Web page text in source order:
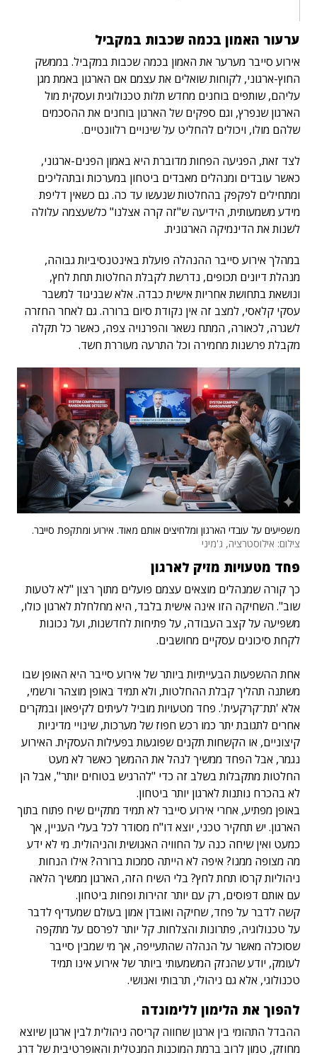
ערעור האמון בכמה שכבות במקביל
אירוע סייבר מערער את האמון בכמה שכבות במקביל. בממשק
החוץ-ארגוני, לקוחות שואלים את עצמם אם הארגון באמת מגן
עליהם, שותפים בוחנים מחדש תלות טכנולוגית ועסקית מול
הארגון שנפרץ, וגם ספקים של הארגון בוחנים את ההסכמים
שלהם מולו, ויכולים להחליט על שינויים רלוונטיים.
לצד זאת, הפגיעה הפחות מדוברת היא באמון הפנים-ארגוני,
כאשר עובדים ומנהלים מאבדים ביטחון במערכות ובתהליכים
ומתחילים לפקפק בהחלטות שנעשו עד כה. גם כשאין דליפת
מידע משמעותית, הידיעה ש"זה קרה אצלנו" כלשעצמה עלולה
לשנות את הדינמיקה הארגונית.
במהלך אירוע סייבר ההנהלה פועלת באינטנסיביות גבוהה,
מנהלת דיונים תכופים, נדרשת לקבלת החלטות תחת לחץ,
ונושאת בתחושת אחריות אישית כבדה. אלא שבניגוד למשבר
עסקי קלאסי, למצב זה אין נקודת סיום ברורה. גם לאחר החזרה
לשגרה, לכאורה, המתח נשאר והפרנויה צפה, כאשר כל תקלה
מקבלת פרשנות מחמירה וכל התרעה מעוררת חשד.
משפיעים על עובדי הארגון ומלחיצים אותם מאוד. אירוע ומתקפת סייבר.
צילום: אילוסטרציה, ג'מיני
פחד מטעויות מזיק לארגון
כך קורה שמנהלים מוצאים עצמם פועלים מתוך רצון "לא לטעות
שוב". השחיקה הזו אינה אישית בלבד, היא מחלחלת לארגון כולו,
משפיעה על קצב העבודה, על פתיחות לחדשנות, ועל נכונות
לקחת סיכונים עסקיים מחושבים.
אחת ההשפעות הבעייתיות ביותר של אירוע סייבר היא האופן שבו
משתנה תהליך קבלת ההחלטות, ולא תמיד באופן מוצהר ורשמי,
אלא 'תת־קרקעית'. פחד מטעויות מוביל לעיתים לקיפאון ובמקרים
אחרים לתגובת יתר כמו רכש חפוז של מערכות, שינויי מדיניות
קיצוניים, או הקשחות תקנים שפוגעות בפעילות העסקית. האירוע
נגמר, אבל הפחד ממשיך לנהל את ההמשך כאשר לא מעט
החלטות מתקבלות בשלב זה כדי "להרגיש בטוחים יותר", אבל הן
לא בהכרח נותנות לארגון יותר ביטחון.
באופן מפתיע, אחרי אירוע סייבר לא תמיד מתקיים שיח פתוח בתוך
הארגון. יש תחקיר טכני, יוצא דו"ח מסודר לכל בעלי העניין, אך
כמעט ואין שיחה כנה על החוויה האנושית והניהולית. מי לא ידע
מה מצופה ממנו? איפה לא הייתה סמכות ברורה? אילו הנחות
ניהוליות קרסו תחת לחץ? בלי השיח הזה, הארגון ממשיך הלאה
עם אותם דפוסים, רק עם יותר זהירות ופחות ביטחון.
קשה לדבר על פחד, שחיקה ואובדן אמון בעולם שמעדיף לדבר
על טכנולוגיה, פתרונות והצלחות. קל יותר לפרסם על מתקפה
שסוכלה מאשר על הנהלה שהתעייפה, אך מי שמבין סייבר
לעומק, יודע שהנזק המשמעותי ביותר של אירוע אינו תמיד
טכנולוגי, אלא גם ניהולי, תרבותי ואנושי.
להפוך את הלימון ללימונדה
ההבדל התהומי בין ארגון שחווה קריסה ניהולית לבין ארגון שיוצא
מחוזק, טמון לרוב ברמת המוכנות המנטלית והאופרטיבית של דרג